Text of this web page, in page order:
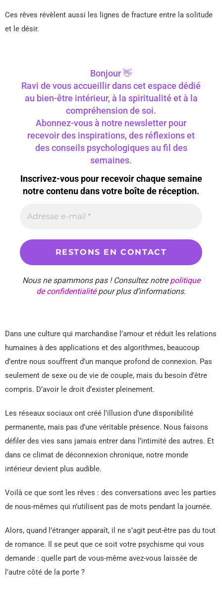
Ces rêves révèlent aussi les lignes de fracture entre la solitude
et le désir.
Bonjour 👋
Ravi de vous accueillir dans cet espace dédié
au bien-être intérieur, à la spiritualité et à la
compréhension de soi.
Abonnez-vous à notre newsletter pour
recevoir des inspirations, des réflexions et
des conseils psychologiques au fil des
semaines.
Inscrivez-vous pour recevoir chaque semaine
notre contenu dans votre boîte de réception.
Nous ne spammons pas ! Consultez notrepolitique
de confidentialitépour plus d’informations.
Dans une culture qui marchandise l’amour et réduit les relations
humaines à des applications et des algorithmes, beaucoup
d’entre nous souffrent d’un manque profond de connexion. Pas
seulement de sexe ou de vie de couple, mais du besoin d’être
compris. D’avoir le droit d’exister pleinement.
Les réseaux sociaux ont créé l’illusion d’une disponibilité
permanente, mais pas d’une véritable présence. Nous faisons
défiler des vies sans jamais entrer dans l’intimité des autres. Et
dans ce climat de déconnexion chronique, notre monde
intérieur devient plus audible.
Voilà ce que sont les rêves : des conversations avec les parties
de nous-mêmes qui n’utilisent pas de mots pendant la journée.
Alors, quand l’étranger apparaît, il ne s’agit peut-être pas du tout
de romance. Il se peut que ce soit votre psychisme qui vous
demande : quelle part de vous-même avez-vous laissée de
l’autre côté de la porte ?